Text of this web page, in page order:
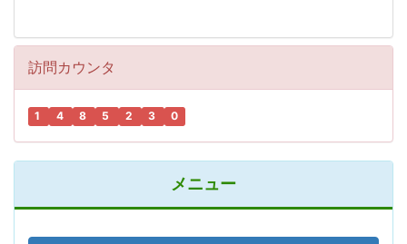
訪問カウンタ
1 4 8 5 2 3 0
メニュー